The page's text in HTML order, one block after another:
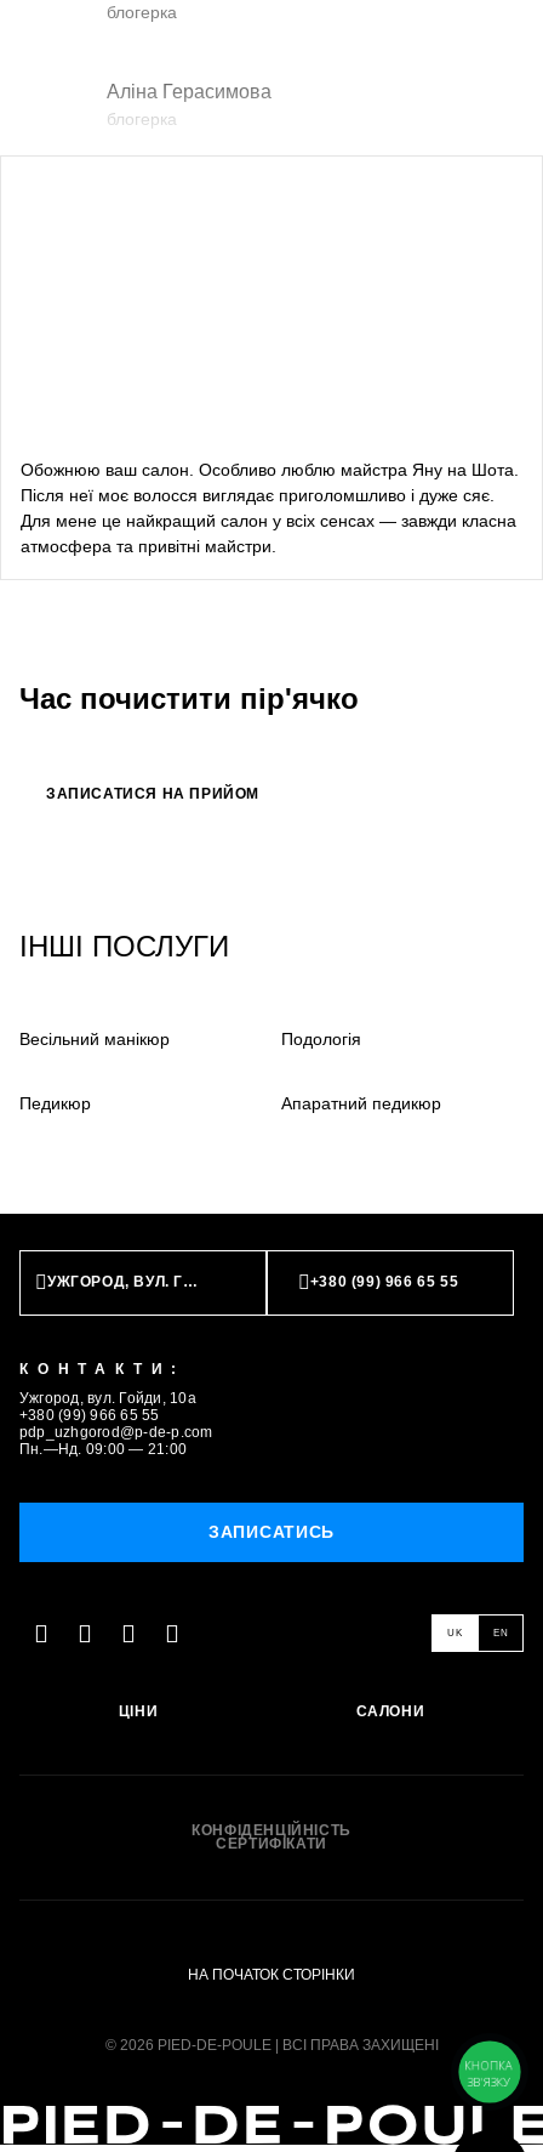
блогерка
Аліна Герасимова
блогерка
Bazhana
songwriter
Обожнюю ваш салон. Особливо люблю майстра Яну на Шота.
Після неї моє волосся виглядає приголомшливо і дуже сяє.
Для мене це найкращий салон у всіх сенсах — завжди класна
атмосфера та привітні майстри.
Час почистити пір'ячко
ЗАПИСАТИСЯ НА ПРИЙОМ
ІНШІ ПОСЛУГИ
Весільний манікюр Подологія
Педикюр Апаратний педикюр
УЖГОРОД, ВУЛ. ГОЙДИ, 10А +380 (99) 966 65 55
КОНТАКТИ:
Ужгород, вул. Гойди, 10а
+380 (99) 966 65 55
pdp_uzhgorod@p-de-p.com
Пн.—Нд. 09:00 — 21:00
ЗАПИСАТИСЬ
UK EN
ЦІНИ САЛОНИ
КОНФІДЕНЦІЙНІСТЬ
СЕРТИФІКАТИ
НА ПОЧАТОК СТОРІНКИ
© 2026 PIED-DE-POULE | ВСІ ПРАВА ЗАХИЩЕНІ
КНОПКА
ЗВ'ЯЗКУ